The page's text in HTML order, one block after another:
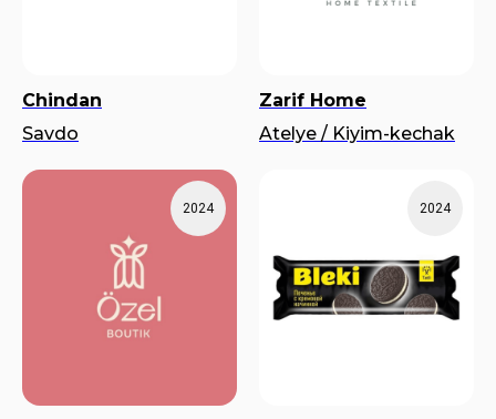
Chindan
Savdo
Zarif Home
Atelye / Kiyim-kechak
2024 2024